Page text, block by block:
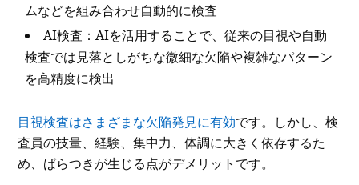
ムなどを組み合わせ自動的に検査
AI検査：AIを活用することで、従来の目視や自動
検査では見落としがちな微細な欠陥や複雑なパターン
を高精度に検出
目視検査はさまざまな欠陥発見に有効です。しかし、検
査員の技量、経験、集中力、体調に大きく依存するた
め、ばらつきが生じる点がデメリットです。